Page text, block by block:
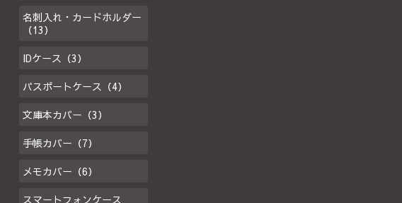
名刺入れ・カードホルダー
（13）
IDケース（3）
パスポートケース（4）
文庫本カバー（3）
手帳カバー（7）
メモカバー（6）
スマートフォンケース